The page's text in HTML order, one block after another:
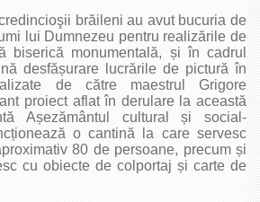
brăileni au avut bucuria de
lui Dumnezeu pentru realizările de
biserică monumentală, și în cadrul
desfășurare lucrările de pictură în
de către maestrul Grigore
proiect aflat în derulare la această
Așezământul cultural și social-
o cantină la care servesc
80 de persoane, precum și
cu obiecte de colportaj și carte de